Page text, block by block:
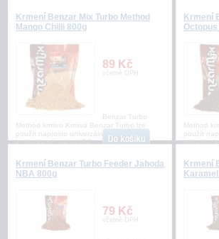
Krmení Benzar Mix Turbo Method
Mango Chilli 800g
89 Kč
včetně DPH
Benzar Turbo
Method krmivo Krmiva Benzar Turbo lze
použít naprosto univerzální, jsou to
jednoduché, ale skvělé
Krmení
Method
použít
Krmení Benzar Turbo Feeder Jahoda
NBA 800g
79 Kč
včetně DPH
Krmení